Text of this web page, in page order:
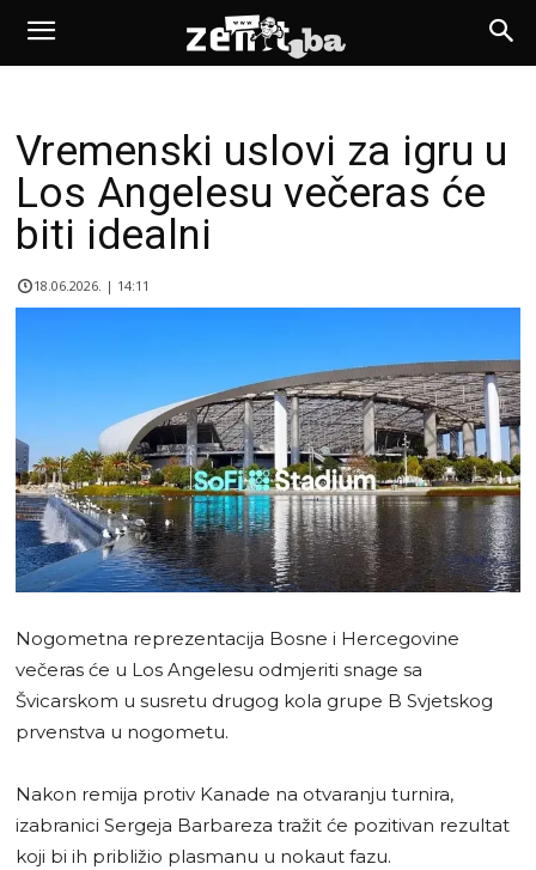
Vremenski uslovi za igru u
Los Angelesu večeras će
biti idealni
18.06.2026. | 14:11
Nogometna reprezentacija Bosne i Hercegovine
večeras će u Los Angelesu odmjeriti snage sa
Švicarskom u susretu drugog kola grupe B Svjetskog
prvenstva u nogometu.
Nakon remija protiv Kanade na otvaranju turnira,
izabranici Sergeja Barbareza tražit će pozitivan rezultat
koji bi ih približio plasmanu u nokaut fazu.